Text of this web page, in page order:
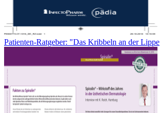
Patienten-Ratgeber: "Das Kribbeln an der Lippe